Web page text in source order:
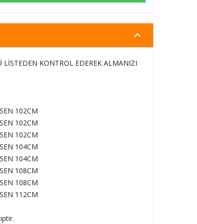
LİSTEDEN KONTROL EDEREK ALMANIZI
102CM
102CM
102CM
104CM
104CM
108CM
108CM
112CM